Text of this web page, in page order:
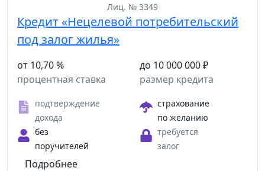
Лиц. № 3349
Кредит «Нецелевой потребительский
под залог жилья»
от 10,70 %
процентная ставка
до 10 000 000 ₽
размер кредита
подтверждение
дохода
страхование
по желанию
без
поручителей
требуется
залог
Подробнее